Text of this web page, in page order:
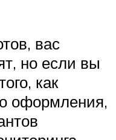
вас
но если вы
как
оформления,